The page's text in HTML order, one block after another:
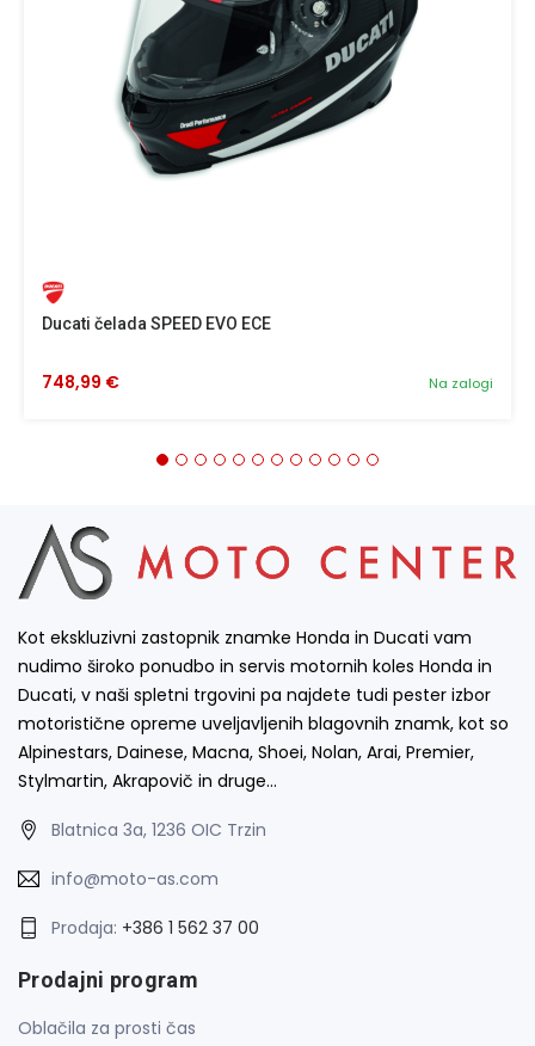
Ducati čelada SPEED EVO ECE
Na zalogi
748,99 €
Kot ekskluzivni zastopnik znamke Honda in Ducati vam
nudimo široko ponudbo in servis motornih koles Honda in
Ducati, v naši spletni trgovini pa najdete tudi pester izbor
motoristične opreme uveljavljenih blagovnih znamk, kot so
Alpinestars, Dainese, Macna, Shoei, Nolan, Arai, Premier,
Stylmartin, Akrapovič in druge…
Blatnica 3a, 1236 OIC Trzin
info@moto-as.com
Prodaja: +386 1 562 37 00
Prodajni program
Oblačila za prosti čas